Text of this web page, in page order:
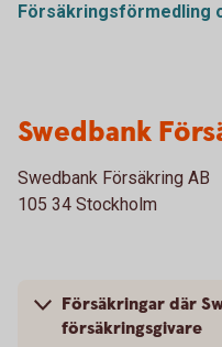
Försäkringsförmedling
Swedbank
Swedbank Försäkring AB
105 34 Stockholm
Försäkringar där
försäkringsgivare